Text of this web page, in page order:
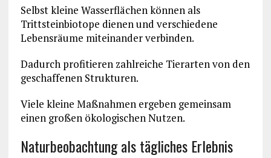
Selbst kleine Wasserflächen können als
Trittsteinbiotope dienen und verschiedene
Lebensräume miteinander verbinden.
Dadurch profitieren zahlreiche Tierarten von den
geschaffenen Strukturen.
Viele kleine Maßnahmen ergeben gemeinsam
einen großen ökologischen Nutzen.
Naturbeobachtung als tägliches Erlebnis